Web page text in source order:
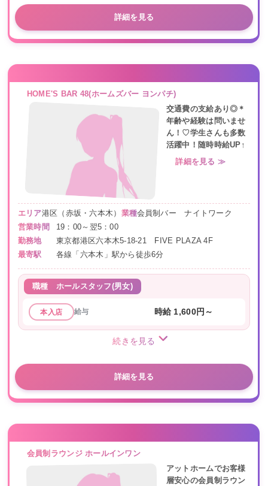
詳細を見る
HOME'S BAR 48(ホームズバー ヨンパチ)
交通費の支給あり◎＊
年齢や経験は問いませ
ん！♡学生さんも多数
活躍中！随時時給UP↑
詳細を見る ≫
エリア港区（赤坂・六本木） 業種会員制バー ナイトワーク
営業時間
19：00～翌5：00
勤務地
東京都港区六本木5-18-21 FIVE PLAZA 4F
最寄駅
各線「六本木」駅から徒歩6分
職種 ホールスタッフ(男女)
本入店 給与 時給 1,600円～
続きを見る
詳細を見る
会員制ラウンジ ホールインワン
アットホームでお客様
層安心の会員制ラウン